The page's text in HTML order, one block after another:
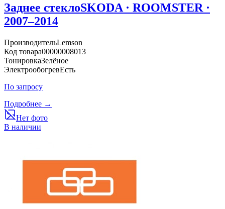
Заднее стеклоSKODA · ROOMSTER ·
2007–2014
ПроизводительLemson
Код товара00000008013
ТонировкаЗелёное
ЭлектрообогревЕсть
По запросу
Подробнее →
Нет фото
В наличии